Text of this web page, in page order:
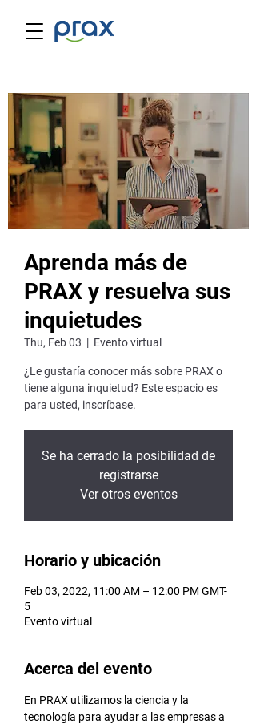
Aprenda más de
PRAX y resuelva sus
inquietudes
Thu, Feb 03
  |
Evento virtual
¿Le gustaría conocer más sobre PRAX o
tiene alguna inquietud? Este espacio es
para usted, inscríbase.
Se ha cerrado la posibilidad de
registrarse
Ver otros eventos
Horario y ubicación
Feb 03, 2022, 11:00 AM – 12:00 PM GMT-
5
Evento virtual
Acerca del evento
En PRAX utilizamos la ciencia y la
tecnología para ayudar a las empresas a